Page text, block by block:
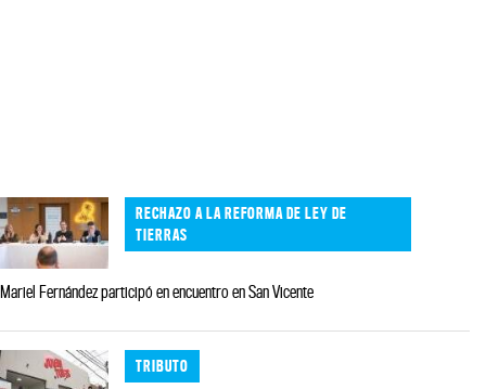
RECHAZO A LA REFORMA DE LEY DE
TIERRAS
Mariel Fernández participó en encuentro en San Vicente
TRIBUTO